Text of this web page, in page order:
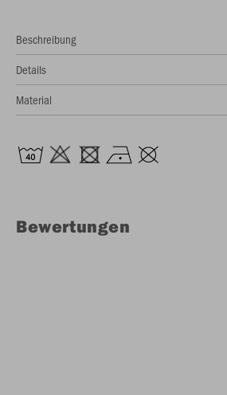
Beschreibung
Details
Material
Bewertungen